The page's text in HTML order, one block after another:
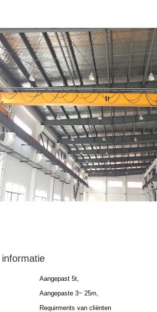
Aangepast 5t,
Aangepaste 3~ 25m,
Requirments van cliënten